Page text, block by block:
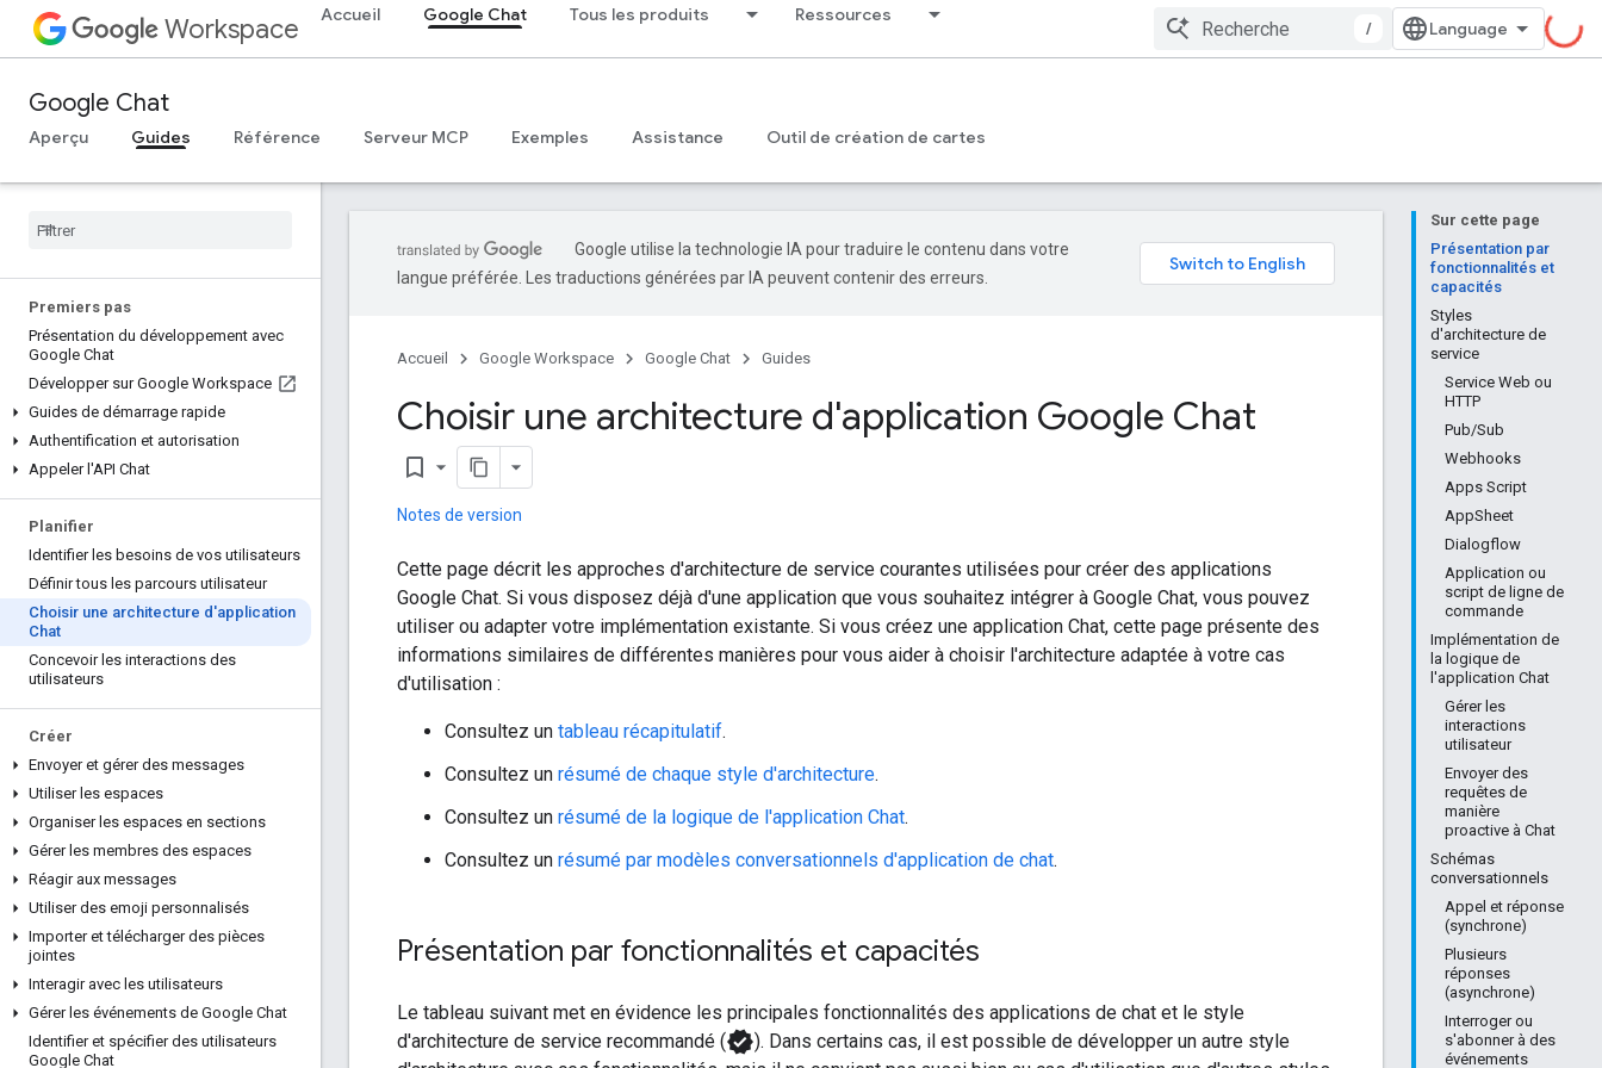
Workspace Accueil Google Chat Tous les produits Ressources
/
Google Chat
Aperçu Guides Référence Serveur MCP Exemples Assistance Outil de création de cartes
Premiers pas
Présentation du développement avec
Google Chat
Développer sur Google Workspace
Guides de démarrage rapide
Authentification et autorisation
Appeler l'API Chat
Planifier
Identifier les besoins de vos utilisateurs
Définir tous les parcours utilisateur
Choisir une architecture d'application
Chat
Concevoir les interactions des
utilisateurs
Créer
Envoyer et gérer des messages
Utiliser les espaces
Organiser les espaces en sections
Gérer les membres des espaces
Réagir aux messages
Utiliser des emoji personnalisés
Importer et télécharger des pièces
jointes
Interagir avec les utilisateurs
Gérer les événements de Google Chat
Identifier et spécifier des utilisateurs
Google Chat
Sur cette page
Présentation par
fonctionnalités et
capacités
Styles
d'architecture de
service
Service Web ou
HTTP
Pub/Sub
Webhooks
Apps Script
AppSheet
Dialogflow
Application ou
script de ligne de
commande
Implémentation de
la logique de
l'application Chat
Gérer les
interactions
utilisateur
Envoyer des
requêtes de
manière
proactive à Chat
Schémas
conversationnels
Appel et réponse
(synchrone)
Plusieurs
réponses
(asynchrone)
Interroger ou
s'abonner à des
événements
Google utilise la technologie IA pour traduire le contenu dans votre
langue préférée. Les traductions générées par IA peuvent contenir des erreurs.
Accueil Google Workspace Google Chat Guides
Choisir une architecture d'application Google Chat
bookmark_border
Notes de version
Cette page décrit les approches d'architecture de service courantes utilisées pour créer des applications
Google Chat. Si vous disposez déjà d'une application que vous souhaitez intégrer à Google Chat, vous pouvez
utiliser ou adapter votre implémentation existante. Si vous créez une application Chat, cette page présente des
informations similaires de différentes manières pour vous aider à choisir l'architecture adaptée à votre cas
d'utilisation :
Consultez un tableau récapitulatif.
Consultez un résumé de chaque style d'architecture.
Consultez un résumé de la logique de l'application Chat.
Consultez un résumé par modèles conversationnels d'application de chat.
Présentation par fonctionnalités et capacités
Le tableau suivant met en évidence les principales fonctionnalités des applications de chat et le style
d'architecture de service recommandé (verified). Dans certains cas, il est possible de développer un autre style